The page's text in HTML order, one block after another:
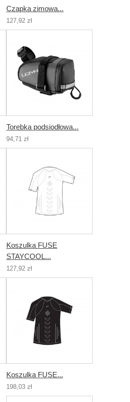
Czapka zimowa...
127,92 zł
Torebka podsiodłowa...
94,71 zł
Koszulka FUSE
STAYCOOL...
127,92 zł
Koszulka FUSE...
198,03 zł